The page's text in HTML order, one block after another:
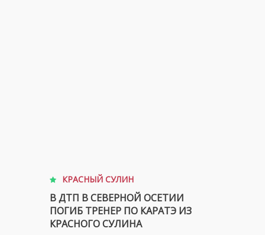
КРАСНЫЙ СУЛИН
В ДТП В СЕВЕРНОЙ ОСЕТИИ
ПОГИБ ТРЕНЕР ПО КАРАТЭ ИЗ
КРАСНОГО СУЛИНА